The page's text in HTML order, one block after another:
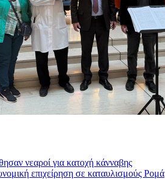
νεαροί για κατοχή κάνναβης
επιχείρηση σε καταυλισμούς Ρομά